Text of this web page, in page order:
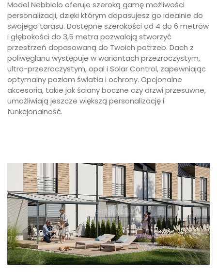
Model Nebbiolo oferuje szeroką gamę możliwości
personalizacji, dzięki którym dopasujesz go idealnie do
swojego tarasu. Dostępne szerokości od 4 do 6 metrów
i głębokości do 3,5 metra pozwalają stworzyć
przestrzeń dopasowaną do Twoich potrzeb. Dach z
poliwęglanu występuje w wariantach przezroczystym,
ultra-przezroczystym, opal i Solar Control, zapewniając
optymalny poziom światła i ochrony. Opcjonalne
akcesoria, takie jak ściany boczne czy drzwi przesuwne,
umożliwiają jeszcze większą personalizację i
funkcjonalność.